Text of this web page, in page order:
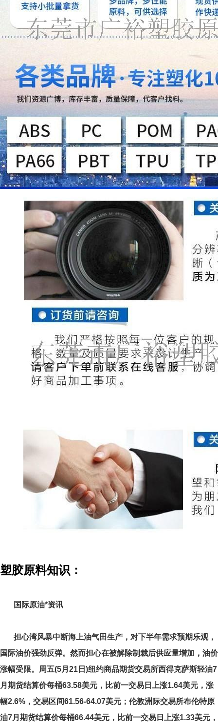
塑胶原料知识：
国际原油*资讯
担心湾风暴中断海上油气田生产，对下半年需求预期乐观，
国际油价强劲反弹。然而担心在被解除制裁后供应量增加，油价
涨幅受限。周五(5月21日)纽约商品期货交易所西得克萨斯轻油7
月期货结算价每桶63.58美元，比前一交易日上涨1.64美元，涨
幅2.6%，交易区间61.56-64.07美元；伦敦洲际交易所布伦特原
油7月期货结算价每桶66.44美元，比前一交易日上涨1.33美元，